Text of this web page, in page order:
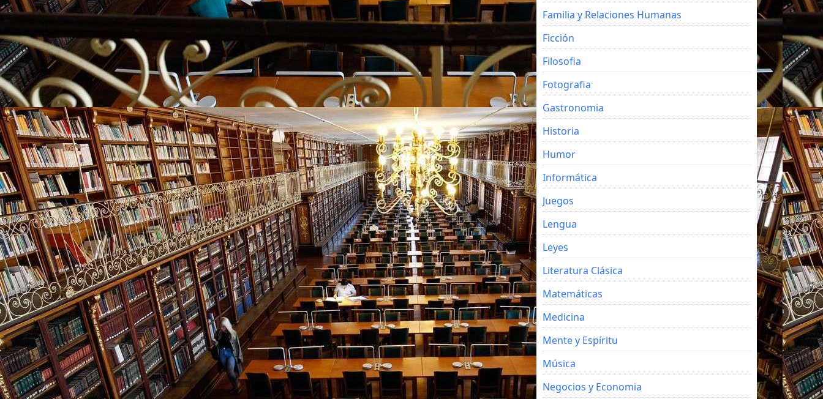
Familia y Relaciones Humanas
Ficción
Filosofia
Fotografia
Gastronomia
Historia
Humor
Informática
Juegos
Lengua
Leyes
Literatura Clásica
Matemáticas
Medicina
Mente y Espíritu
Música
Negocios y Economia